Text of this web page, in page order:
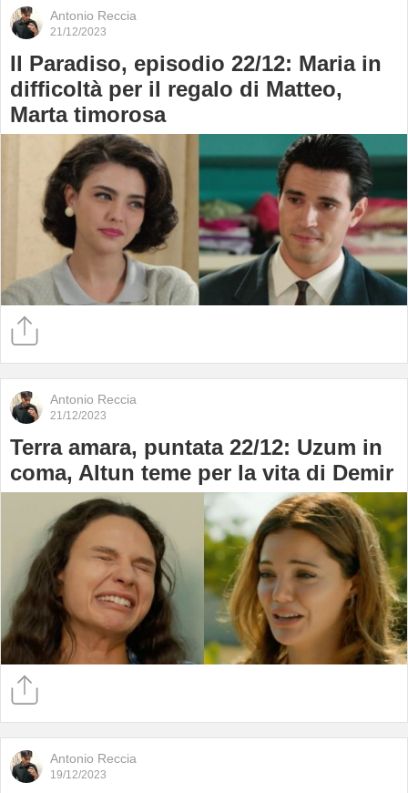
Antonio Reccia
21/12/2023
Il Paradiso, episodio 22/12: Maria in
difficoltà per il regalo di Matteo,
Marta timorosa
Antonio Reccia
21/12/2023
Terra amara, puntata 22/12: Uzum in
coma, Altun teme per la vita di Demir
Antonio Reccia
19/12/2023